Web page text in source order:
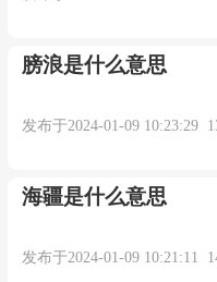
Old English
"by" + hindan "from
prepositional
Euphemistic noun
膀浪是什么意思
发布于2024-01-09 10:23:29
海疆是什么意思
发布于2024-01-09 10:21:11